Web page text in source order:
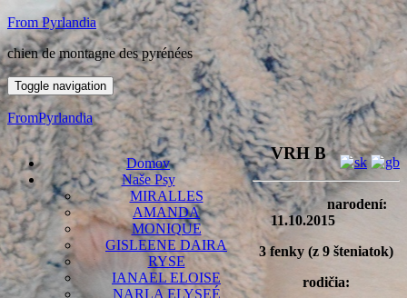
From Pyrlandia
chien de montagne des pyrénées
Toggle navigation
FromPyrlandia
Domov
Naše Psy
MIRALLES
AMANDA
MONIQUE
GISLEENE DAIRA
RYSE
IANAEL ELOISE
NARLA ELYSEÉ
VRH B
narodení:
11.10.2015
3 fenky (z 9 šteniatok)
rodičia: